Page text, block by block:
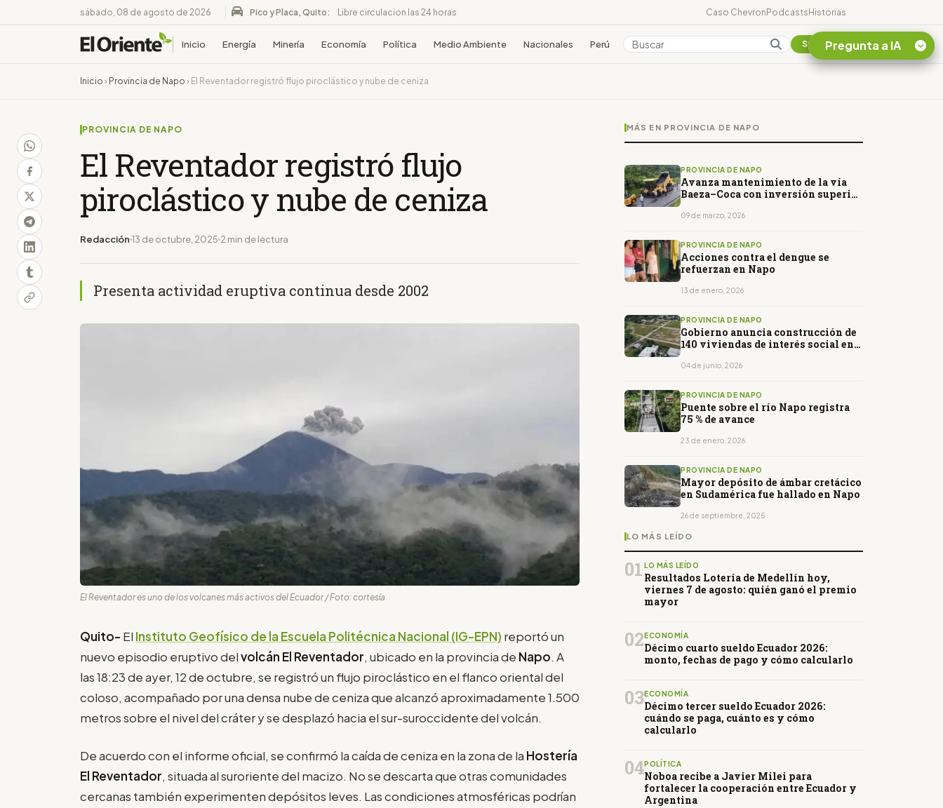
sábado, 08 de agosto de 2026 Pico y Placa, Quito: Libre circulacion las 24 horas Caso ChevronPodcastsHistorias
Inicio Energía Minería Economía Política Medio Ambiente Nacionales Perú Colombia Suscribirse
Inicio › Provincia de Napo › El Reventador registró flujo piroclástico y nube de ceniza
PROVINCIA DE NAPO
El Reventador registró flujo
piroclástico y nube de ceniza
Redacción 13 de octubre, 2025 2 min de lectura
Presenta actividad eruptiva continua desde 2002
El Reventador es uno de los volcanes más activos del Ecuador / Foto: cortesía
Quito- El Instituto Geofísico de la Escuela Politécnica Nacional (IG-EPN) reportó un
nuevo episodio eruptivo delvolcán El Reventador, ubicado en la provincia de Napo. A
las 18:23 de ayer, 12 de octubre, se registró un flujo piroclástico en el flanco oriental del
coloso, acompañado por una densa nube de ceniza que alcanzó aproximadamente 1.500
metros sobre el nivel del cráter y se desplazó hacia el sur-suroccidente del volcán.
De acuerdo con el informe oficial, se confirmó la caída de ceniza en la zona de la Hostería
El Reventador, situada al suroriente del macizo. No se descarta que otras comunidades
cercanas también experimenten depósitos leves. Las condiciones atmosféricas podrían
MÁS EN PROVINCIA DE NAPO
PROVINCIA DE NAPO
Avanza mantenimiento de la vía
Baeza–Coca con inversión superior
09 de marzo, 2026
PROVINCIA DE NAPO
Acciones contra el dengue se
refuerzan en Napo
13 de enero, 2026
PROVINCIA DE NAPO
Gobierno anuncia construcción de
140 viviendas de interés social en
04 de junio, 2026
PROVINCIA DE NAPO
Puente sobre el río Napo registra
75 % de avance
23 de enero, 2026
PROVINCIA DE NAPO
Mayor depósito de ámbar cretácico
en Sudamérica fue hallado en Napo
26 de septiembre, 2025
LO MÁS LEÍDO
01 LO MÁS LEÍDO
Resultados Lotería de Medellín hoy,
viernes 7 de agosto: quién ganó el premio
mayor
02 ECONOMÍA
Décimo cuarto sueldo Ecuador 2026:
monto, fechas de pago y cómo calcularlo
03ECONOMÍA
Décimo tercer sueldo Ecuador 2026:
cuándo se paga, cuánto es y cómo
calcularlo
04POLÍTICA
Noboa recibe a Javier Milei para
fortalecer la cooperación entre Ecuador y
Argentina
Pregunta a IA
¿En que consiste la